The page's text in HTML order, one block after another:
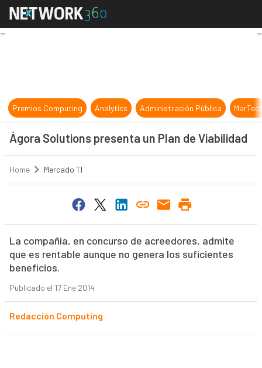
Ágora Solutions presenta un Plan
Premios Computing Analytics Administración Pública
Ágora Solutions presenta un Plan de Viabilidad
Home Mercado TI
La compañía, en concurso de acreedores, admite
que es rentable aunque no genera los suficientes
beneficios.
Publicado el 17 Ene 2014
Redacción Computing